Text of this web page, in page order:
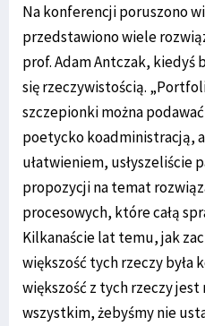
Na konferencji poruszono
przedstawiono wiele
prof. Adam Antczak, kiedyś
się rzeczywistością.
szczepionki można
poetycko koadministracją,
ułatwieniem, usłyszeliście
propozycji na temat
procesowych, które całą
Kilkanaście lat temu, jak
większość tych rzeczy była
większość z tych rzeczy
wszystkim, żebyśmy nie